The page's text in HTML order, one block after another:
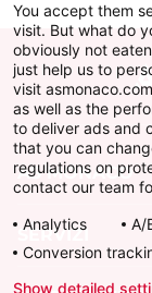
AS MONACO
SERVIZI
You accept them
visit. But what do
obviously not
just help us to
visit
as well as the
to deliver ads and
that you can
regulations on
contact our team
Analytics
A/
Conversion
Show detailed